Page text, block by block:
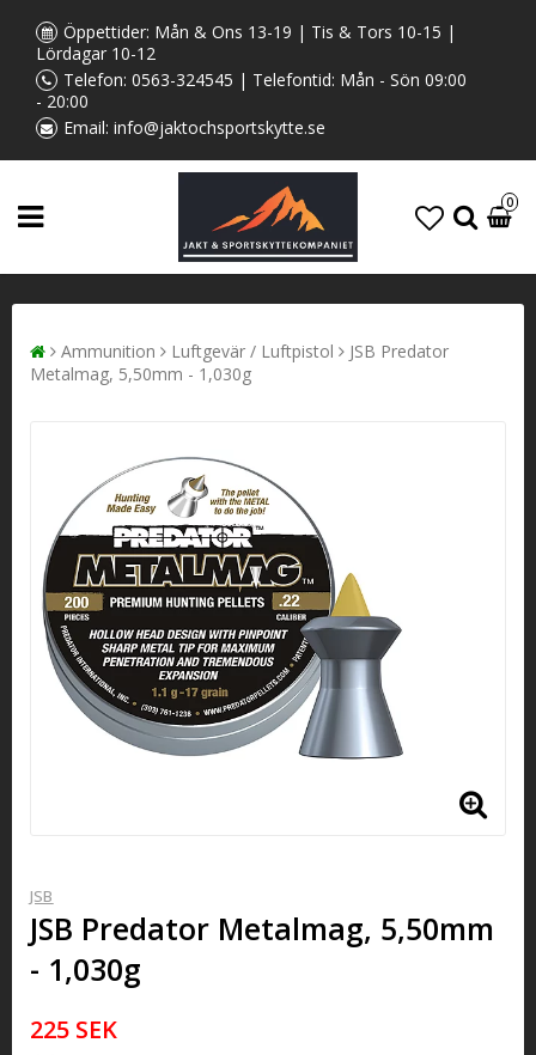
Öppettider: Mån & Ons 13-19 | Tis & Tors 10-15 |
Lördagar 10-12
Telefon: 0563-324545 | Telefontid: Mån - Sön 09:00
- 20:00
Email: info@jaktochsportskytte.se
0
Ammunition Luftgevär / Luftpistol
JSB Predator
Metalmag, 5,50mm - 1,030g
JSB
JSB Predator Metalmag, 5,50mm
- 1,030g
225 SEK